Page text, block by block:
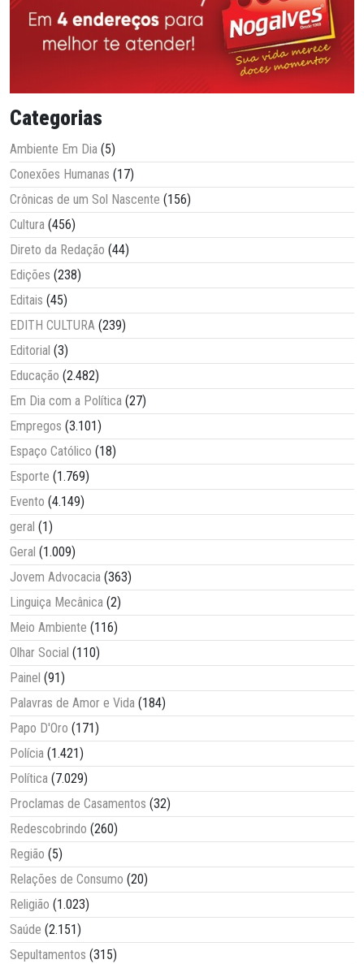
Categorias
Ambiente Em Dia (5)
Conexões Humanas (17)
Crônicas de um Sol Nascente (156)
Cultura (456)
Direto da Redação (44)
Edições (238)
Editais (45)
EDITH CULTURA (239)
Editorial (3)
Educação (2.482)
Em Dia com a Política (27)
Empregos (3.101)
Espaço Católico (18)
Esporte (1.769)
Evento (4.149)
geral (1)
Geral (1.009)
Jovem Advocacia (363)
Linguiça Mecânica (2)
Meio Ambiente (116)
Olhar Social (110)
Painel (91)
Palavras de Amor e Vida (184)
Papo D'Oro (171)
Polícia (1.421)
Política (7.029)
Proclamas de Casamentos (32)
Redescobrindo (260)
Região (5)
Relações de Consumo (20)
Religião (1.023)
Saúde (2.151)
Sepultamentos (315)